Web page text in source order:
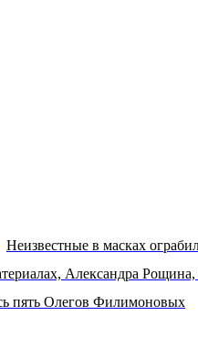
Неизвестные в масках
Александра
пять Олегов Филимоновых